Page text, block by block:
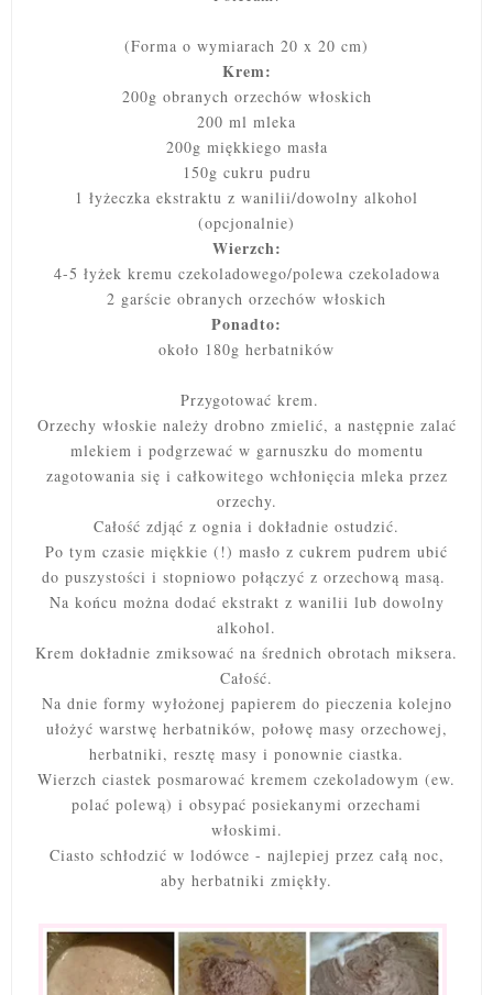
(Forma o wymiarach 20 x 20 cm)
Krem:
200g obranych orzechów włoskich
200 ml mleka
200g miękkiego masła
150g cukru pudru
1 łyżeczka ekstraktu z wanilii/dowolny alkohol
(opcjonalnie)
Wierzch:
4-5 łyżek kremu czekoladowego/polewa czekoladowa
2 garście obranych orzechów włoskich
Ponadto:
około 180g herbatników
Przygotować krem.
Orzechy włoskie należy drobno zmielić, a następnie zalać
mlekiem i podgrzewać w garnuszku do momentu
zagotowania się i całkowitego wchłonięcia mleka przez
orzechy.
Całość zdjąć z ognia i dokładnie ostudzić.
Po tym czasie miękkie (!) masło z cukrem pudrem ubić
do puszystości i stopniowo połączyć z orzechową masą.
Na końcu można dodać ekstrakt z wanilii lub dowolny
alkohol.
Krem dokładnie zmiksować na średnich obrotach miksera.
Całość.
Na dnie formy wyłożonej papierem do pieczenia kolejno
ułożyć warstwę herbatników, połowę masy orzechowej,
herbatniki, resztę masy i ponownie ciastka.
Wierzch ciastek posmarować kremem czekoladowym (ew.
polać polewą) i obsypać posiekanymi orzechami
włoskimi.
Ciasto schłodzić w lodówce - najlepiej przez całą noc,
aby herbatniki zmiękły.